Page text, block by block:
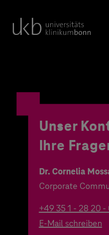
Unser
Ihre
Dr. Cornelia
Corporate
+49 35 1 - 28 20 -
E-Mail schreiben